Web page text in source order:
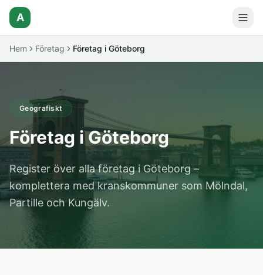
A
Hem Företag Företag i Göteborg
Geografiskt
Företag i Göteborg
Register över alla företag i Göteborg –
komplettera med kranskommuner som Mölndal,
Partille och Kungälv.